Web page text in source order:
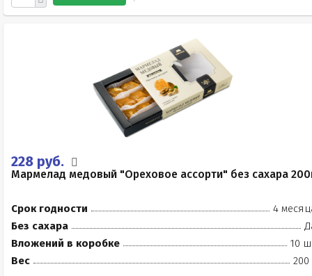
228 руб.
Мармелад медовый "Ореховое ассорти" без сахара
Срок годности
4
Без сахара
Вложений в коробке
10
Вес
200